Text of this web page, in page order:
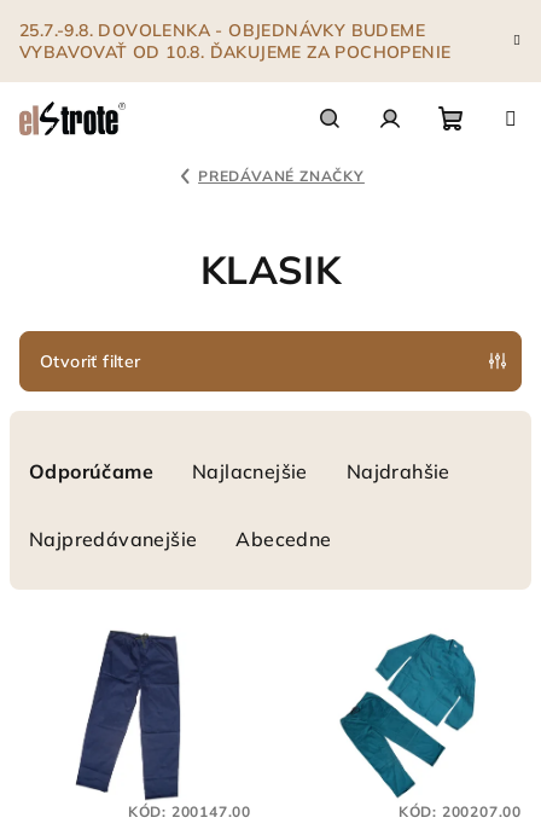
obsah
25.7.-9.8. DOVOLENKA - OBJEDNÁVKY BUDEME
VYBAVOVAŤ OD 10.8. ĎAKUJEME ZA POCHOPENIE
PREDÁVANÉ ZNAČKY
KLASIK
Otvoriť filter
Odporúčame Najlacnejšie Najdrahšie
Najpredávanejšie Abecedne
KÓD: 200147.00 KÓD: 200207.00